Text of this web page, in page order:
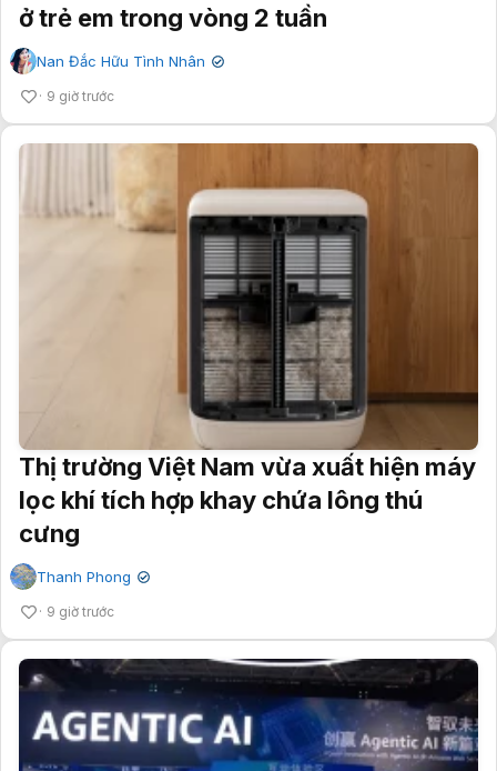
ở trẻ em trong vòng 2 tuần
Nan Đắc Hữu Tình Nhân ✔
9 giờ trước
Thị trường Việt Nam vừa xuất hiện máy
lọc khí tích hợp khay chứa lông thú
cưng
Thanh Phong ✔
9 giờ trước